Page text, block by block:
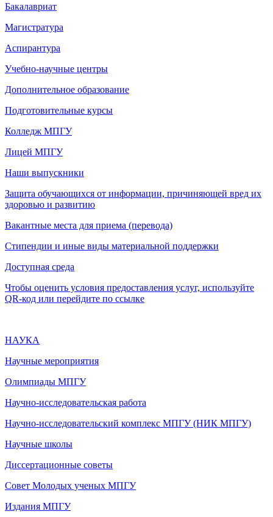
Бакалавриат
Магистратура
Аспирантура
Учебно-научные центры
Дополнительное образование
Подготовительные курсы
Колледж МПГУ
Лицей МПГУ
Наши выпускники
Защита обучающихся от информации, причиняющей вред их
здоровью и развитию
Вакантные места для приема (перевода)
Стипендии и иные виды материальной поддержки
Доступная среда
Чтобы оценить условия предоставления услуг, используйте
QR-код или перейдите по ссылке
НАУКА
Научные мероприятия
Олимпиады МПГУ
Научно-исследовательская работа
Научно-исследовательский комплекс МПГУ (НИК МПГУ)
Научные школы
Диссертационные советы
Совет Молодых ученых МПГУ
Издания МПГУ